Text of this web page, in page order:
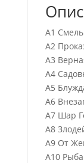
A1
A2
A3
A4
A5
A6
A7 Шар
A8
A9 От
A10